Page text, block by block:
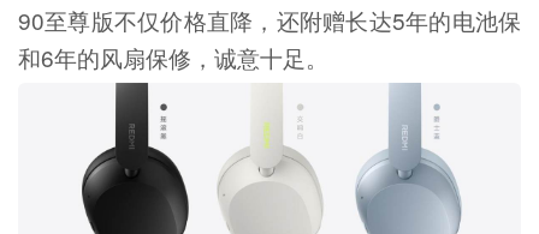
90至尊版不仅价格直降，还附赠长达5年的电池保
和6年的风扇保修，诚意十足。